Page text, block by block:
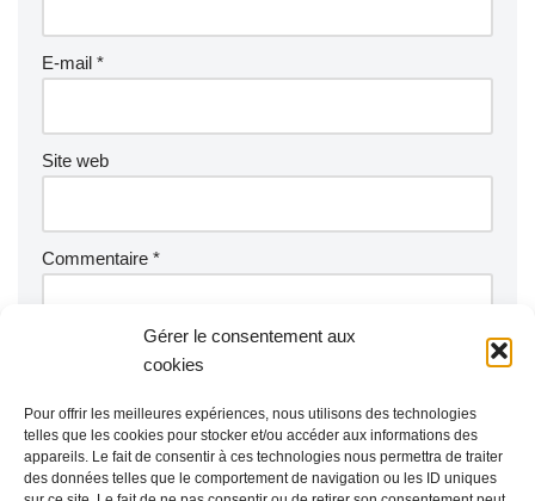
Gérer le consentement aux
cookies
Pour offrir les meilleures expériences, nous utilisons des technologies
telles que les cookies pour stocker et/ou accéder aux informations des
appareils. Le fait de consentir à ces technologies nous permettra de traiter
des données telles que le comportement de navigation ou les ID uniques
E-mail *
Site web
Commentaire *